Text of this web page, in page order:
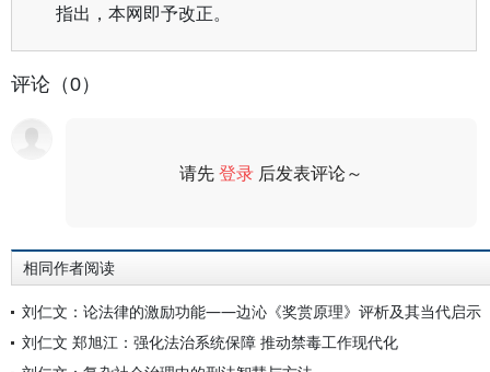
指出，本网即予改正。
评论（0）
请先登录 后发表评论～
相同作者阅读
刘仁文：论法律的激励功能——边沁《奖赏原理》评析及其当代启示
刘仁文 郑旭江：强化法治系统保障 推动禁毒工作现代化